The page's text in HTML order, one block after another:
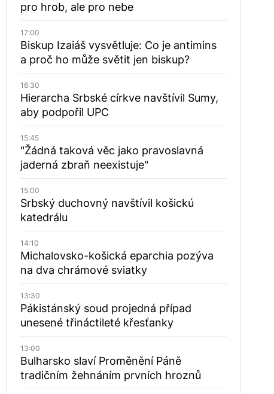
pro hrob, ale pro nebe
17:00
Biskup Izaiáš vysvětluje: Co je antimins
a proč ho může světit jen biskup?
16:30
Hierarcha Srbské církve navštívil Sumy,
aby podpořil UPC
15:45
"Žádná taková věc jako pravoslavná
jaderná zbraň neexistuje"
15:00
Srbský duchovný navštívil košickú
katedrálu
14:10
Michalovsko-košická eparchia pozýva
na dva chrámové sviatky
13:30
Pákistánský soud projedná případ
unesené třináctileté křesťanky
13:00
Bulharsko slaví Proměnění Páně
tradičním žehnáním prvních hroznů